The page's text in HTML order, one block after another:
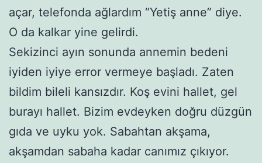
açar, telefonda ağlardım “Yetiş anne” diye.
O da kalkar yine gelirdi.
Sekizinci ayın sonunda annemin bedeni
iyiden iyiye error vermeye başladı. Zaten
bildim bileli kansızdır. Koş evini hallet, gel
burayı hallet. Bizim evdeyken doğru düzgün
gıda ve uyku yok. Sabahtan akşama,
akşamdan sabaha kadar canımız çıkıyor.